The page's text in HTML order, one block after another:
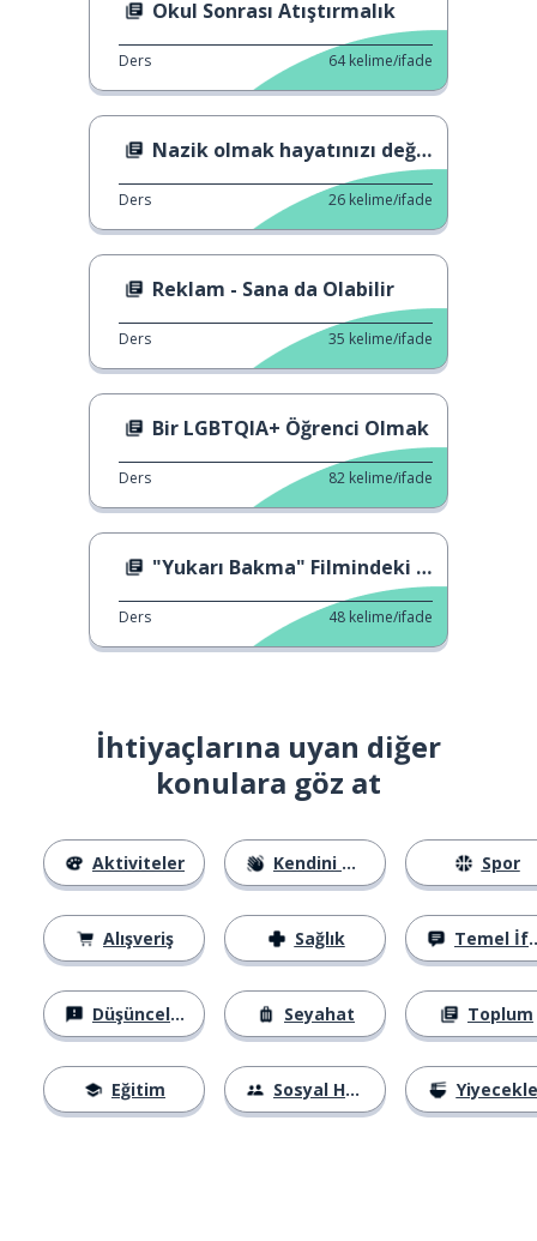
Okul Sonrası Atıştırmalık
Ders 64 kelime/ifade
Nazik olmak hayatınızı değiştirir.
Ders 26 kelime/ifade
Reklam - Sana da Olabilir
Ders 35 kelime/ifade
Bir LGBTQIA+ Öğrenci Olmak
Ders 82 kelime/ifade
"Yukarı Bakma" Filmindeki Mesaj
Ders 48 kelime/ifade
İhtiyaçlarına uyan diğer
konulara göz at
Aktiviteler
Alışveriş
Düşünceler
Eğitim
Kendini Tanıtma
Sağlık
Seyahat
Sosyal Hayat
Spor
Temel İfadeler
Toplum